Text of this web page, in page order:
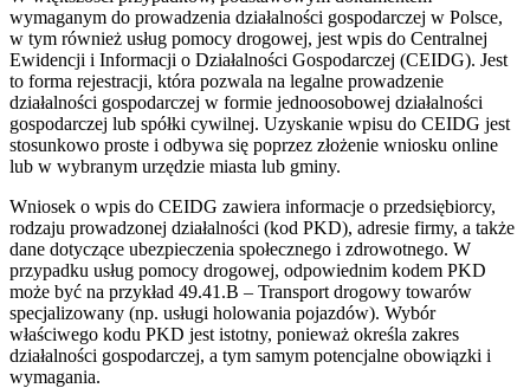
wymaganym do prowadzenia działalności gospodarczej w Polsce,
w tym również usług pomocy drogowej, jest wpis do Centralnej
Ewidencji i Informacji o Działalności Gospodarczej (CEIDG). Jest
to forma rejestracji, która pozwala na legalne prowadzenie
działalności gospodarczej w formie jednoosobowej działalności
gospodarczej lub spółki cywilnej. Uzyskanie wpisu do CEIDG jest
stosunkowo proste i odbywa się poprzez złożenie wniosku online
lub w wybranym urzędzie miasta lub gminy.
Wniosek o wpis do CEIDG zawiera informacje o przedsiębiorcy,
rodzaju prowadzonej działalności (kod PKD), adresie firmy, a także
dane dotyczące ubezpieczenia społecznego i zdrowotnego. W
przypadku usług pomocy drogowej, odpowiednim kodem PKD
może być na przykład 49.41.B – Transport drogowy towarów
specjalizowany (np. usługi holowania pojazdów). Wybór
właściwego kodu PKD jest istotny, ponieważ określa zakres
działalności gospodarczej, a tym samym potencjalne obowiązki i
wymagania.